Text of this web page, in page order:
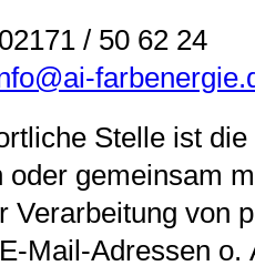
/ 50 62 24
Stelle ist
oder gemeinsam
Verarbeitung von
Mail-Adressen o.